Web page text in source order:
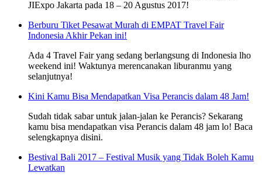
JIExpo Jakarta pada 18 – 20 Agustus 2017!
Berburu Tiket Pesawat Murah di EMPAT Travel Fair
Indonesia Akhir Pekan ini!
Ada 4 Travel Fair yang sedang berlangsung di Indonesia lho
weekend ini! Waktunya merencanakan liburanmu yang
selanjutnya!
Kini Kamu Bisa Mendapatkan Visa Perancis dalam 48 Jam!
Sudah tidak sabar untuk jalan-jalan ke Perancis? Sekarang
kamu bisa mendapatkan visa Perancis dalam 48 jam lo! Baca
selengkapnya disini.
Bestival Bali 2017 – Festival Musik yang Tidak Boleh Kamu
Lewatkan